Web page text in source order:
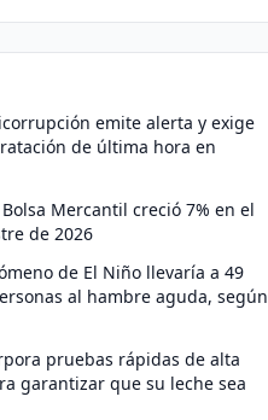
emite alerta y exige
de última hora en
Mercantil creció 7% en el
de 2026
de El Niño llevaría a 49
al hambre aguda, según
pruebas rápidas de alta
garantizar que su leche sea